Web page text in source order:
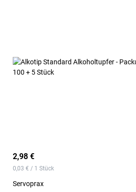
2,98 €
0,03 € / 1 Stück
Servoprax